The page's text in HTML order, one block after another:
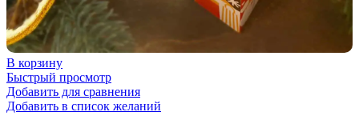
В корзину
Быстрый просмотр
Добавить для сравнения
Добавить в список желаний